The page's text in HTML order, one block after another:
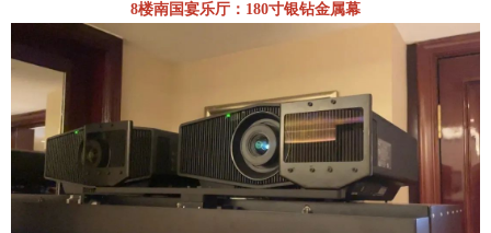
8楼南国宴乐厅：180寸银钻金属幕